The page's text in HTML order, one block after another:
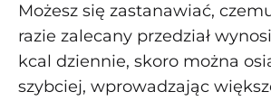
Możesz się zastanawiać,
razie zalecany przedział
kcal dziennie, skoro można
szybciej, wprowadzając